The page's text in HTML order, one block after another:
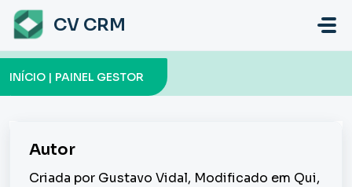
Ir para o conteúdo principal
CV CRM
INÍCIO | PAINEL GESTOR
Autor
Criada por Gustavo Vidal, Modificado em Qui,